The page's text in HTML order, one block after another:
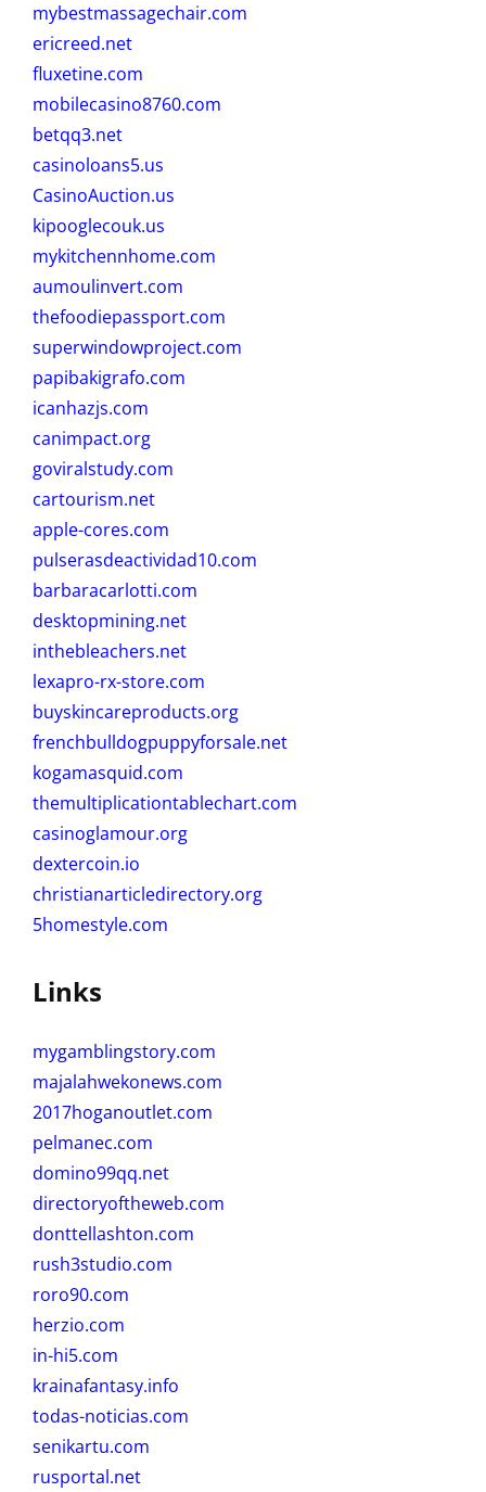
mybestmassagechair.com
ericreed.net
fluxetine.com
mobilecasino8760.com
betqq3.net
casinoloans5.us
CasinoAuction.us
kipooglecouk.us
mykitchennhome.com
aumoulinvert.com
thefoodiepassport.com
superwindowproject.com
papibakigrafo.com
icanhazjs.com
canimpact.org
goviralstudy.com
cartourism.net
apple-cores.com
pulserasdeactividad10.com
barbaracarlotti.com
desktopmining.net
inthebleachers.net
lexapro-rx-store.com
buyskincareproducts.org
frenchbulldogpuppyforsale.net
kogamasquid.com
themultiplicationtablechart.com
casinoglamour.org
dextercoin.io
christianarticledirectory.org
5homestyle.com
Links
mygamblingstory.com
majalahwekonews.com
2017hoganoutlet.com
pelmanec.com
domino99qq.net
directoryoftheweb.com
donttellashton.com
rush3studio.com
roro90.com
herzio.com
in-hi5.com
krainafantasy.info
todas-noticias.com
senikartu.com
rusportal.net